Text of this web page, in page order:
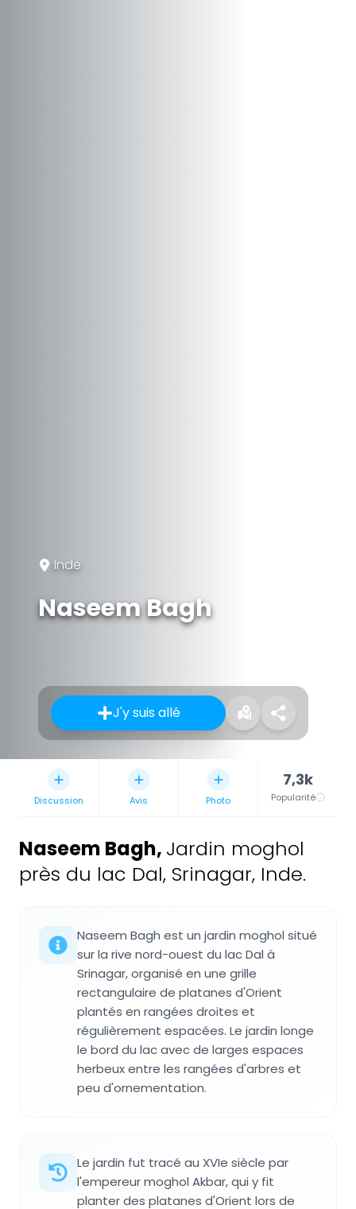
Inde
Naseem Bagh
J'y suis allé
Discussion Avis Photo
7,3k
Popularité
Naseem Bagh, Jardin moghol
près du lac Dal, Srinagar, Inde.
Naseem Bagh est un jardin moghol situé
sur la rive nord-ouest du lac Dal à
Srinagar, organisé en une grille
rectangulaire de platanes d'Orient
plantés en rangées droites et
régulièrement espacées. Le jardin longe
le bord du lac avec de larges espaces
herbeux entre les rangées d'arbres et
peu d'ornementation.
Le jardin fut tracé au XVIe siècle par
l'empereur moghol Akbar, qui y fit
planter des platanes d'Orient lors de